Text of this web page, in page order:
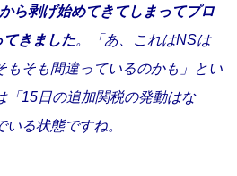
ら剥げ始めてきてしまってプロ
きました。「あ、これはNSは
もそも間違っているのかも」とい
「15日の追加関税の発動はな
る状態ですね。